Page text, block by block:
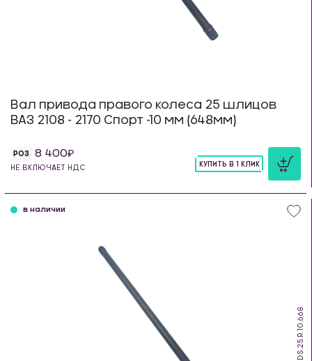
Вал привода правого колеса 25 шлицов
ВАЗ 2108 - 2170 Спорт -10 мм (648мм)
РОЗ 8 400
НЕ ВКЛЮЧАЕТ НДС
КУПИТЬ В 1 КЛИК
DS.25.R.10.668
в наличии